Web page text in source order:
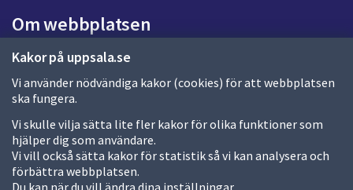
Kakor på uppsala.se
Vi använder nödvändiga kakor (cookies) för att webbplatsen
ska fungera.
Vi skulle vilja sätta lite fler kakor för olika funktioner som
hjälper dig som användare.
Vi vill också sätta kakor för statistik så vi kan analysera och
förbättra webbplatsen.
Du kan när du vill ändra dina inställningar.
d
a
Om webbplatsen
Om webbplatsen
Allmänna handlingar och diarium
Behandling av personuppgifter
Kakor
Språk (other languages)